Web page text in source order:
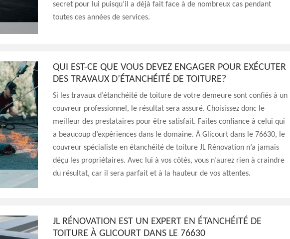
secret pour lui puisqu’il a déjà fait face à de nombreux cas pendant
toutes ces années de services.
QUI EST-CE QUE VOUS DEVEZ ENGAGER POUR EXÉCUTER
DES TRAVAUX D’ÉTANCHÉITÉ DE TOITURE?
Si les travaux d’étanchéité de toiture de votre demeure sont confiés à un
couvreur professionnel, le résultat sera assuré. Choisissez donc le
meilleur des prestataires pour être satisfait. Faites confiance à celui qui
a beaucoup d’expériences dans le domaine. À Glicourt dans le 76630, le
couvreur spécialiste en étanchéité de toiture JL Rénovation n’a jamais
déçu les propriétaires. Avec lui à vos côtés, vous n’aurez rien à craindre
du résultat, car il sera parfait et à la hauteur de vos attentes.
JL RÉNOVATION EST UN EXPERT EN ÉTANCHÉITÉ DE
TOITURE À GLICOURT DANS LE 76630